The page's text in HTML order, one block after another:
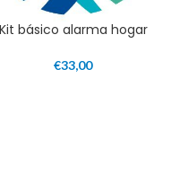
Kit básico alarma hogar
€33,00